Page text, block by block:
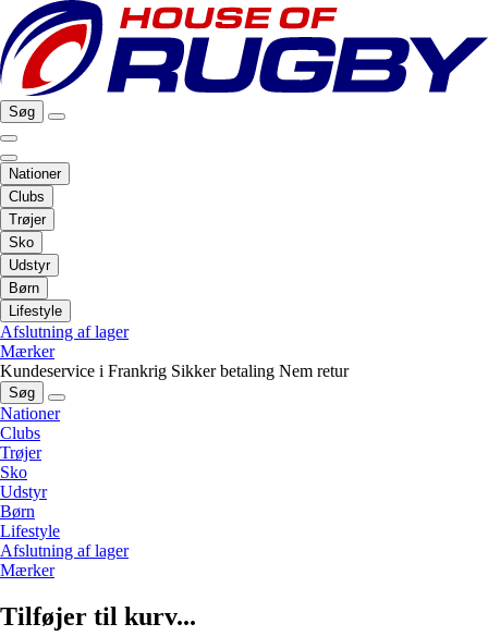
Søg
Nationer
Clubs
Trøjer
Sko
Udstyr
Børn
Lifestyle
Afslutning af lager
Mærker
Kundeservice i Frankrig Sikker betaling Nem retur
Søg
Nationer
Clubs
Trøjer
Sko
Udstyr
Børn
Lifestyle
Afslutning af lager
Mærker
Tilføjer til kurv...